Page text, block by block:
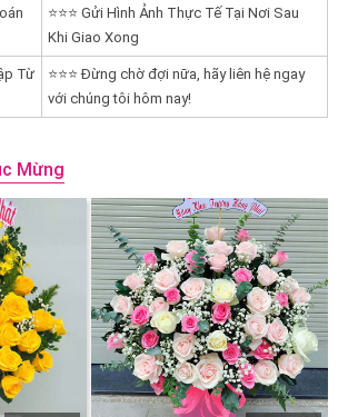
⭐⭐⭐ Gửi Hình Ảnh Thực Tế Tại Nơi Sau
Khi Giao Xong
Từ
⭐⭐⭐ Đừng chờ đợi nữa, hãy liên hệ ngay
với chúng tôi hôm nay!
Mừng